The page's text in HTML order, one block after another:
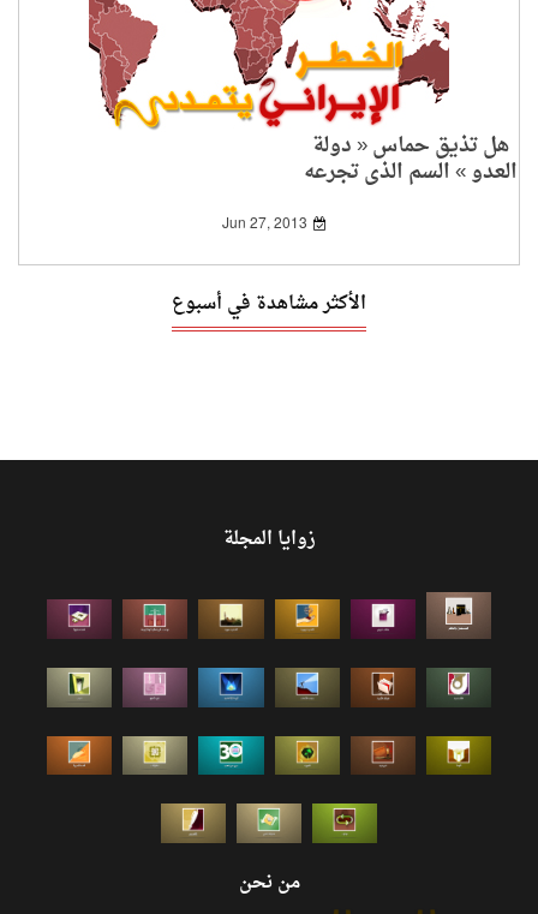
هل تذيق حماس « دولة
العدو » السم الذي تجرعه
Jun 27, 2013
الأكثر مشاهدة في أسبوع
زوايا المجلة
من نحن